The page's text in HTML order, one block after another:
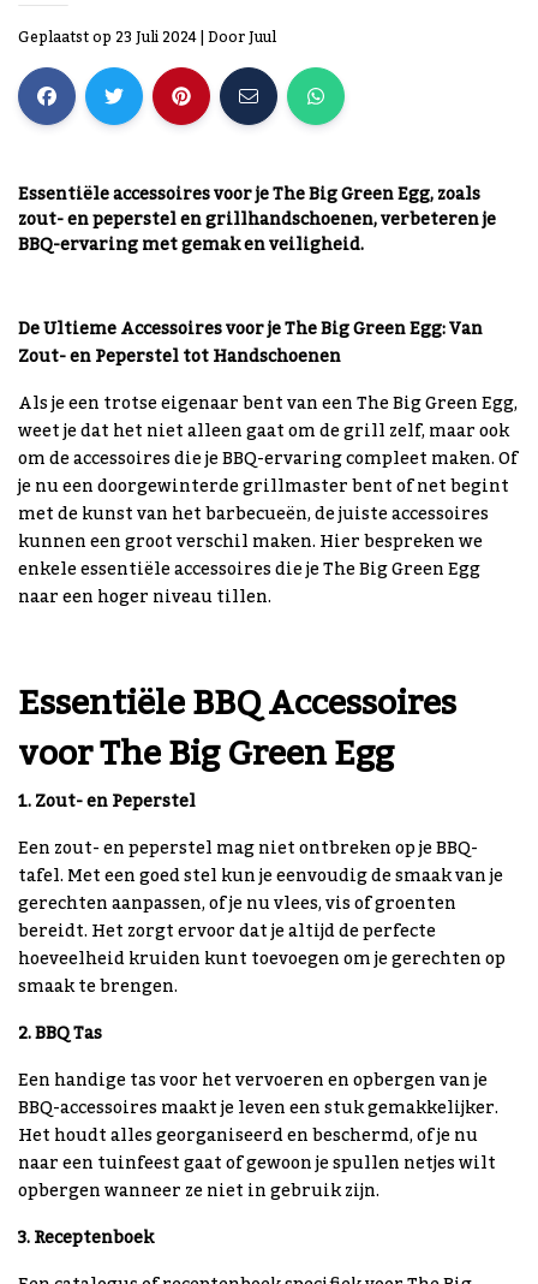
Geplaatst op 23 Juli 2024| DoorJuul
Essentiële accessoires voor je The Big Green Egg, zoals
zout- en peperstel en grillhandschoenen, verbeteren je
BBQ-ervaring met gemak en veiligheid.
De Ultieme Accessoires voor je The Big Green Egg: Van
Zout- en Peperstel tot Handschoenen
Als je een trotse eigenaar bent van een The Big Green Egg,
weet je dat het niet alleen gaat om de grill zelf, maar ook
om de accessoires die je BBQ-ervaring compleet maken. Of
je nu een doorgewinterde grillmaster bent of net begint
met de kunst van het barbecueën, de juiste accessoires
kunnen een groot verschil maken. Hier bespreken we
enkele essentiële accessoires die je The Big Green Egg
naar een hoger niveau tillen.
Essentiële BBQ Accessoires
voor The Big Green Egg
1. Zout- en Peperstel
Een zout- en peperstel mag niet ontbreken op je BBQ-
tafel. Met een goed stel kun je eenvoudig de smaak van je
gerechten aanpassen, of je nu vlees, vis of groenten
bereidt. Het zorgt ervoor dat je altijd de perfecte
hoeveelheid kruiden kunt toevoegen om je gerechten op
smaak te brengen.
2. BBQ Tas
Een handige tas voor het vervoeren en opbergen van je
BBQ-accessoires maakt je leven een stuk gemakkelijker.
Het houdt alles georganiseerd en beschermd, of je nu
naar een tuinfeest gaat of gewoon je spullen netjes wilt
opbergen wanneer ze niet in gebruik zijn.
3. Receptenboek